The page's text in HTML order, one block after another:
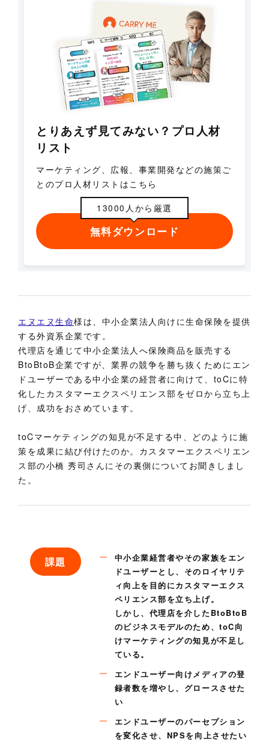
とりあえず見てみない？プロ人材
リスト
マーケティング、広報、事業開発などの施策ご
とのプロ人材リストはこちら
13000人から厳選
無料ダウンロード
エヌエヌ生命様は、中小企業法人向けに生命保険を提供
する外資系企業です。
代理店を通じて中小企業法人へ保険商品を販売する
BtoBtoB企業ですが、業界の競争を勝ち抜くためにエン
ドユーザーである中小企業の経営者に向けて、toCに特
化したカスタマーエクスペリエンス部をゼロから立ち上
げ、成功をおさめています。
toCマーケティングの知見が不足する中、どのように施
策を成果に結び付けたのか。カスタマーエクスペリエン
ス部の小橋 秀司さんにその裏側についてお聞きしまし
た。
課題
中小企業経営者やその家族をエン
ドユーザーとし、そのロイヤリテ
ィ向上を目的にカスタマーエクス
ペリエンス部を立ち上げ。
しかし、代理店を介したBtoBtoB
のビジネスモデルのため、toC向
けマーケティングの知見が不足し
ている。
エンドユーザー向けメディアの登
録者数を増やし、グロースさせた
い
エンドユーザーのパーセプション
を変化させ、NPSを向上させたい